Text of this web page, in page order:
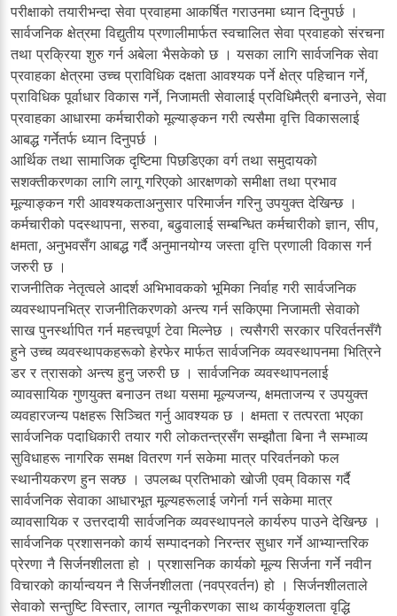
परीक्षाको तयारीभन्दा सेवा प्रवाहमा आकर्षित गराउनमा ध्यान दिनुपर्छ ।
सार्वजनिक क्षेत्रमा विद्युतीय प्रणालीमार्फत स्वचालित सेवा प्रवाहको संरचना
तथा प्रक्रिया शुरु गर्न अबेला भैसकेको छ । यसका लागि सार्वजनिक सेवा
प्रवाहका क्षेत्रमा उच्च प्राविधिक दक्षता आवश्यक पर्ने क्षेत्र पहिचान गर्ने,
प्राविधिक पूर्वाधार विकास गर्ने, निजामती सेवालाई प्रविधिमैत्री बनाउने, सेवा
प्रवाहका आधारमा कर्मचारीको मूल्याङ्कन गरी त्यसैमा वृत्ति विकासलाई
आबद्ध गर्नेतर्फ ध्यान दिनुपर्छ ।
आर्थिक तथा सामाजिक दृष्टिमा पिछडिएका वर्ग तथा समुदायको
सशक्तीकरणका लागि लागू गरिएको आरक्षणको समीक्षा तथा प्रभाव
मूल्याङ्कन गरी आवश्यकताअनुसार परिमार्जन गरिनु उपयुक्त देखिन्छ ।
कर्मचारीको पदस्थापना, सरुवा, बढुवालाई सम्बन्धित कर्मचारीको ज्ञान, सीप,
क्षमता, अनुभवसँग आबद्ध गर्दै अनुमानयोग्य जस्ता वृत्ति प्रणाली विकास गर्न
जरुरी छ ।
राजनीतिक नेतृत्वले आदर्श अभिभावकको भूमिका निर्वाह गरी सार्वजनिक
व्यवस्थापनभित्र राजनीतिकरणको अन्त्य गर्न सकिएमा निजामती सेवाको
साख पुनर्स्थापित गर्न महत्त्वपूर्ण टेवा मिल्नेछ । त्यसैगरी सरकार परिवर्तनसँगै
हुने उच्च व्यवस्थापकहरूको हेरफेर मार्फत सार्वजनिक व्यवस्थापनमा भित्रिने
डर र त्रासको अन्त्य हुनु जरुरी छ । सार्वजनिक व्यवस्थापनलाई
व्यावसायिक गुणयुक्त बनाउन तथा यसमा मूल्यजन्य, क्षमताजन्य र उपयुक्त
व्यवहारजन्य पक्षहरू सिञ्चित गर्नु आवश्यक छ । क्षमता र तत्परता भएका
सार्वजनिक पदाधिकारी तयार गरी लोकतन्त्रसँग सम्झौता बिना नै सम्भाव्य
सुविधाहरू नागरिक समक्ष वितरण गर्न सकेमा मात्र परिवर्तनको फल
स्थानीयकरण हुन सक्छ । उपलब्ध प्रतिभाको खोजी एवम् विकास गर्दै
सार्वजनिक सेवाका आधारभूत मूल्यहरूलाई जगेर्ना गर्न सकेमा मात्र
व्यावसायिक र उत्तरदायी सार्वजनिक व्यवस्थापनले कार्यरुप पाउने देखिन्छ ।
सार्वजनिक प्रशासनको कार्य सम्पादनको निरन्तर सुधार गर्ने आभ्यान्तरिक
प्रेरणा नै सिर्जनशीलता हो । प्रशासनिक कार्यको मूल्य सिर्जना गर्ने नवीन
विचारको कार्यान्वयन नै सिर्जनशीलता (नवप्रवर्तन) हो । सिर्जनशीलताले
सेवाको सन्तुष्टि विस्तार, लागत न्यूनीकरणका साथ कार्यकुशलता वृद्धि